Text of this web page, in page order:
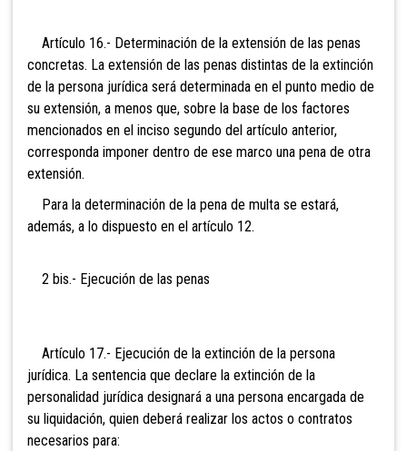
Artículo 16.- Determinación de la extensión de las penas
concretas. La extensión de las penas distintas de la extinción
de la persona jurídica será determinada en el punto medio de
su extensión, a menos que, sobre la base de los factores
mencionados en el inciso segundo del artículo anterior,
corresponda imponer dentro de ese marco una pena de otra
extensión.
Para la determinación de la pena de multa se estará,
además, a lo dispuesto en el artículo 12.
2 bis.- Ejecución de las penas
Artículo 17.- Ejecución de la extinción de la persona
jurídica. La sentencia que declare la extinción de la
personalidad jurídica designará a una persona encargada de
su liquidación, quien deberá realizar los actos o contratos
necesarios para: